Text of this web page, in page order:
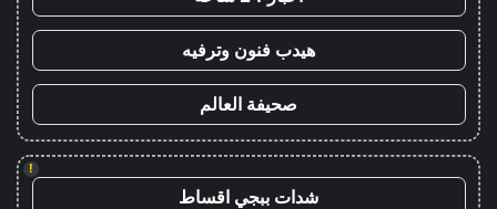
هيدب فنون وترفيه
صحيفة العالم
!
شدات ببجي اقساط